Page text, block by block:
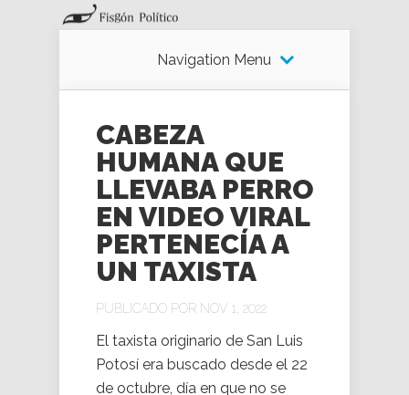
Navigation Menu
CABEZA
HUMANA QUE
LLEVABA PERRO
EN VIDEO VIRAL
PERTENECÍA A
UN TAXISTA
PUBLICADO POR NOV 1, 2022
El taxista originario de San Luis
Potosí era buscado desde el 22
de octubre, día en que no se